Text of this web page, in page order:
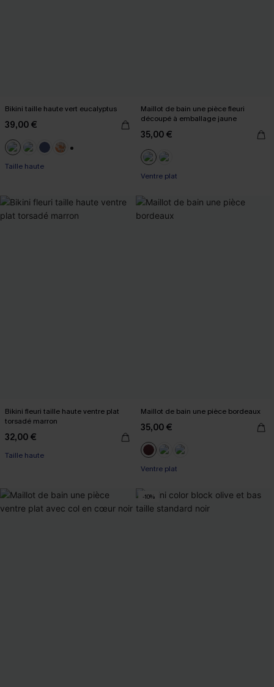
Bikini taille haute vert eucalyptus
39,00 €
Taille haute
Maillot de bain une pièce fleuri
découpé à emballage jaune
35,00 €
Ventre plat
Bikini fleuri taille haute ventre plat
torsadé marron
32,00 €
Taille haute
Maillot de bain une pièce bordeaux
35,00 €
Ventre plat
-10%